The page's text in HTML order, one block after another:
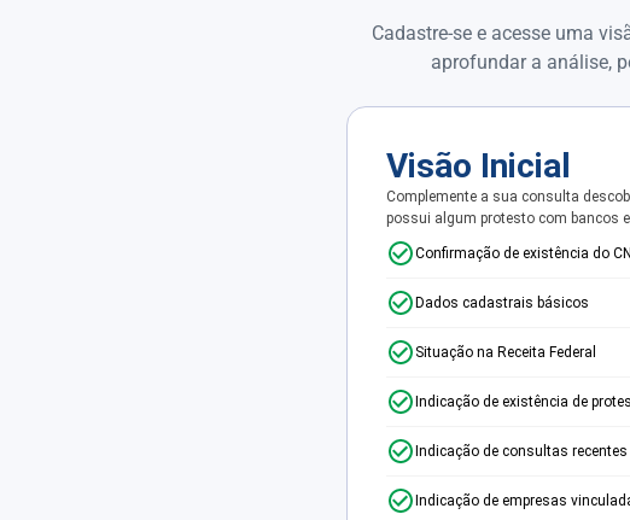
Cadastre-se e acesse uma
aprofundar a análise,
Visão Inicial
Complemente a sua consulta
possui algum protesto com bancos
Confirmação de existência do
Dados cadastrais básicos
Situação na Receita Federal
Indicação de existência de
Indicação de consultas recentes
Indicação de empresas